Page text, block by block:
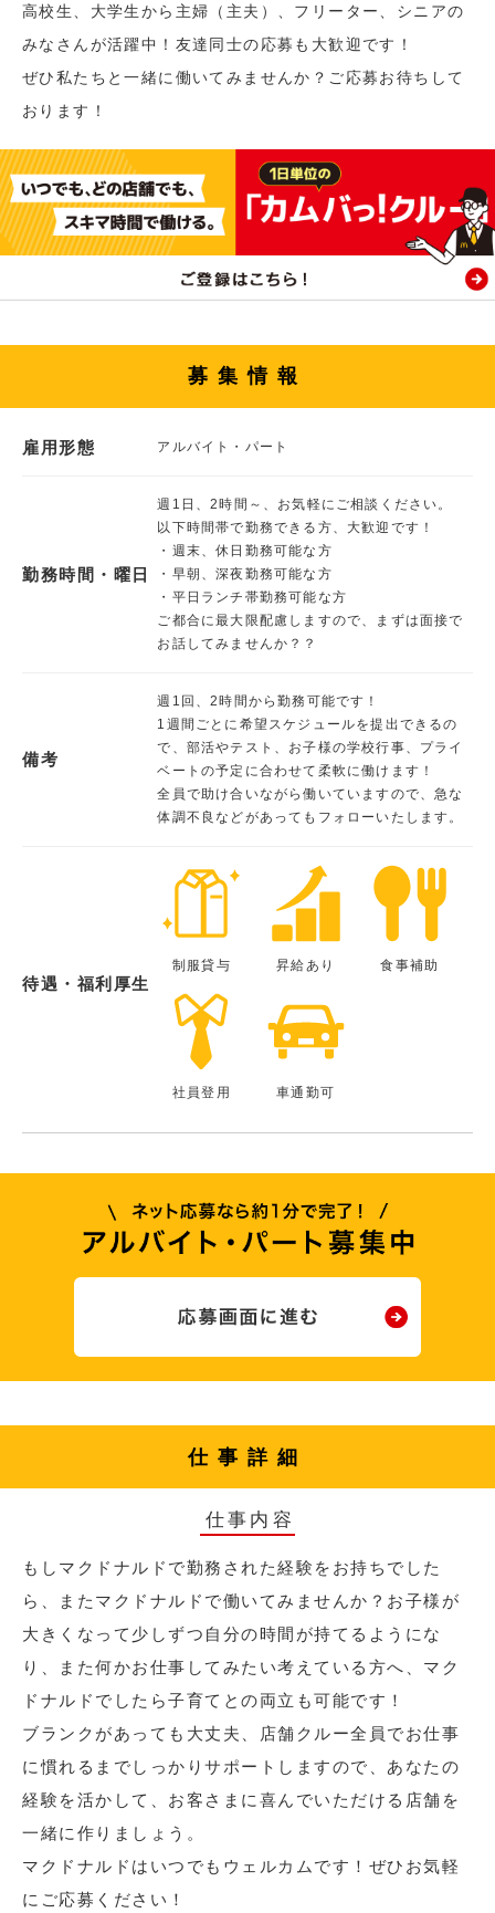
高校生、大学生から主婦（主夫）、フリーター、シニアの
みなさんが活躍中！友達同士の応募も大歓迎です！
ぜひ私たちと一緒に働いてみませんか？ご応募お待ちして
おります！
募集情報
雇用形態 アルバイト・パート
勤務時間・曜日
週1日、2時間～、お気軽にご相談ください。
以下時間帯で勤務できる方、大歓迎です！
・週末、休日勤務可能な方
・早朝、深夜勤務可能な方
・平日ランチ帯勤務可能な方
ご都合に最大限配慮しますので、まずは面接で
お話してみませんか？？
備考
週1回、2時間から勤務可能です！
1週間ごとに希望スケジュールを提出できるの
で、部活やテスト、お子様の学校行事、プライ
ベートの予定に合わせて柔軟に働けます！
全員で助け合いながら働いていますので、急な
体調不良などがあってもフォローいたします。
待遇・福利厚生
制服貸与 昇給あり 食事補助
社員登用 車通勤可
仕事詳細
仕事内容
もしマクドナルドで勤務された経験をお持ちでした
ら、またマクドナルドで働いてみませんか？お子様が
大きくなって少しずつ自分の時間が持てるようにな
り、また何かお仕事してみたい考えている方へ、マク
ドナルドでしたら子育てとの両立も可能です！
ブランクがあっても大丈夫、店舗クルー全員でお仕事
に慣れるまでしっかりサポートしますので、あなたの
経験を活かして、お客さまに喜んでいただける店舗を
一緒に作りましょう。
マクドナルドはいつでもウェルカムです！ぜひお気軽
にご応募ください！